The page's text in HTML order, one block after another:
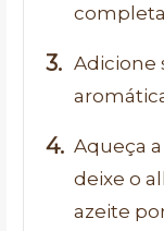
Adicione
Aqueça
deixe o
azeite